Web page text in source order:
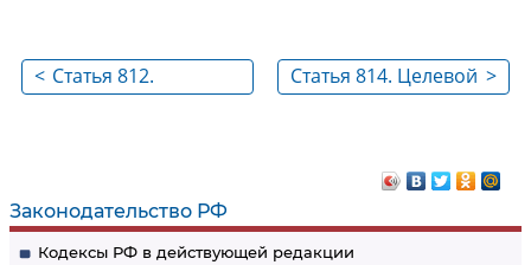
Законодательство РФ
Кодексы РФ в действующей редакции
< Статья 812.
>
Статья 814. Целевой